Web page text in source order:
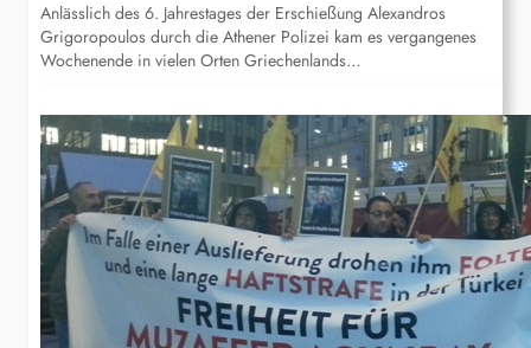
Anlässlich des 6. Jahrestages der Erschießung Alexandros
Grigoropoulos durch die Athener Polizei kam es vergangenes
Wochenende in vielen Orten Griechenlands…